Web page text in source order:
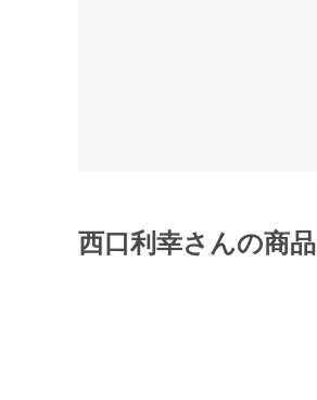
西口利幸さんの商品